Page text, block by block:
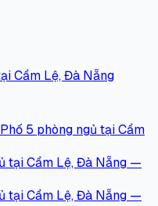
Cẩm Lệ, Đà Nẵng